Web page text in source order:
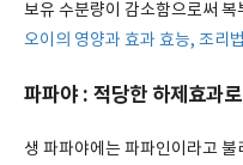
보유 수분량이 감소함으로써
오이의 영양과 효과 효능, 조리
파파야 : 적당한 하제효과
생 파파야에는 파파인이라고